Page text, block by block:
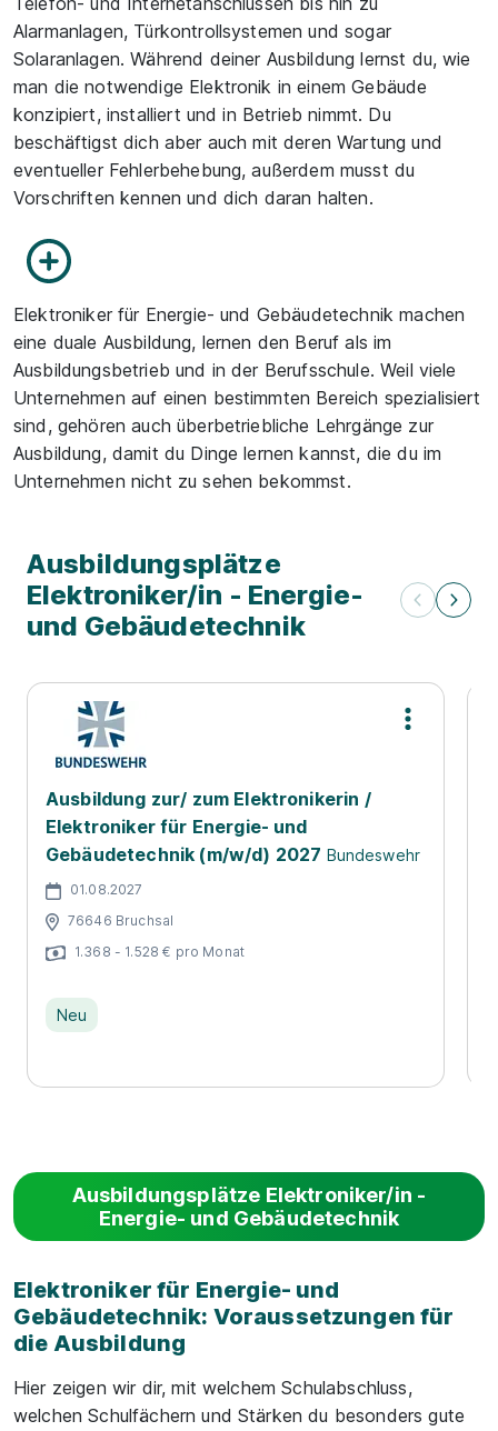
Alarmanlagen, Türkontrollsystemen und sogar
Solaranlagen. Während deiner Ausbildung lernst du, wie
man die notwendige Elektronik in einem Gebäude
konzipiert, installiert und in Betrieb nimmt. Du
beschäftigst dich aber auch mit deren Wartung und
eventueller Fehlerbehebung, außerdem musst du
Vorschriften kennen und dich daran halten.
Elektroniker für Energie- und Gebäudetechnik machen
eine duale Ausbildung, lernen den Beruf als im
Ausbildungsbetrieb und in der Berufsschule. Weil viele
Unternehmen auf einen bestimmten Bereich spezialisiert
sind, gehören auch überbetriebliche Lehrgänge zur
Ausbildung, damit du Dinge lernen kannst, die du im
Unternehmen nicht zu sehen bekommst.
Ausbildungsplätze
Elektroniker/in - Energie-
und Gebäudetechnik
Ausbildung zur/ zum Elektronikerin /
Elektroniker für Energie- und
Gebäudetechnik (m/w/d) 2027 Bundeswehr
01.08.2027
76646 Bruchsal
1.368 - 1.528 € pro Monat
Neu
Ausbildungsplätze Elektroniker/in -
Energie- und Gebäudetechnik
Elektroniker für Energie- und
Gebäudetechnik: Voraussetzungen für
die Ausbildung
Hier zeigen wir dir, mit welchem Schulabschluss,
welchen Schulfächern und Stärken du besonders gute